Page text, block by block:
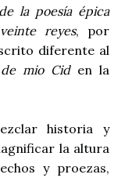
la poesía épica
reyes, por
diferente al
mio Ciden la
historia y
la altura
y proezas,